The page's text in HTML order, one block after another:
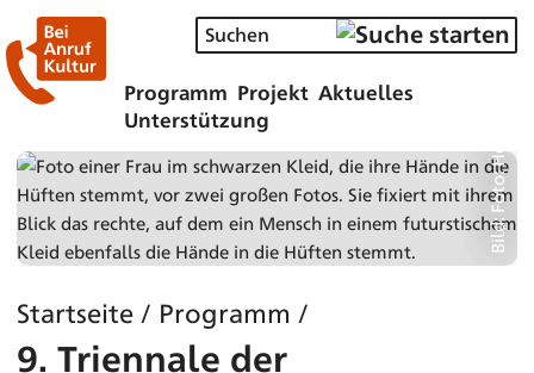
Programm Projekt Aktuelles
Unterstützung
Bild: Foto: Henning Rogge
Startseite / Programm /
9. Triennale der